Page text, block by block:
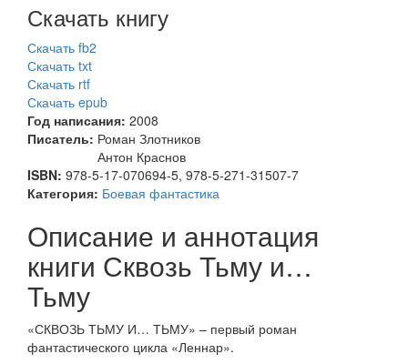
Скачать книгу
Скачать fb2
Скачать txt
Скачать rtf
Скачать epub
Год написания: 2008
Писатель: Роман Злотников
Антон Краснов
ISBN: 978-5-17-070694-5, 978-5-271-31507-7
Категория: Боевая фантастика
Описание и аннотация
книги Сквозь Тьму и…
Тьму
«СКВОЗЬ ТЬМУ И… ТЬМУ» – первый роман
фантастического цикла «Леннар».